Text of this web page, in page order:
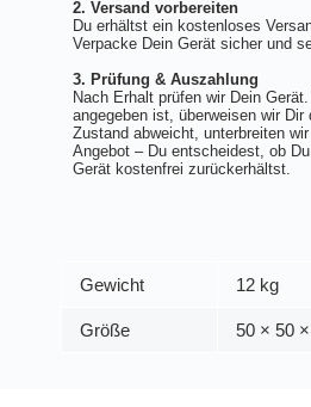
2. Versand vorbereiten
Du erhältst ein kostenloses
Verpacke Dein Gerät sicher und
3. Prüfung & Auszahlung
Nach Erhalt prüfen wir Dein
angegeben ist, überweisen wir
Zustand abweicht, unterbreiten
Angebot – Du entscheidest, ob
Gerät kostenfrei zurückerhältst.
Gewicht 12 kg
Größe 50 × 50